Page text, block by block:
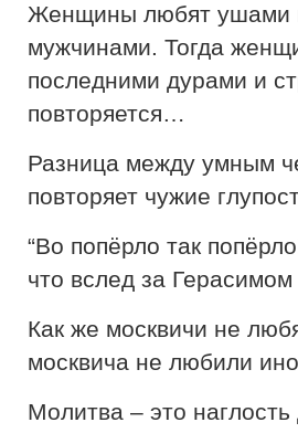
Женщины любят ушами
мужчинами. Тогда
последними дурами и
повторяется…
Разница между умным
повторяет чужие
“Во попёрло так
что вслед за
Как же москвичи не
москвича не любили
Молитва – это